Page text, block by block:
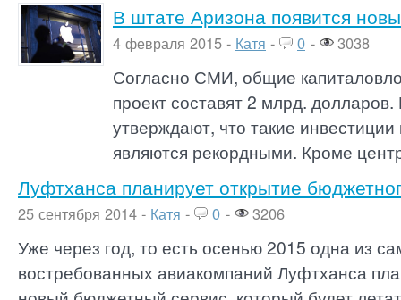
В штате Аризона появится
4 февраля 2015 - Катя - 0 - 3038
Согласно СМИ, общие
проект составят 2 млрд.
утверждают, что такие инвестиции
являются рекордными. Кроме
Луфтханса планирует открытие
25 сентября 2014 - Катя - 0 - 3206
Уже через год, то есть осенью 2015 одна из
востребованных авиакомпаний Луфтханса